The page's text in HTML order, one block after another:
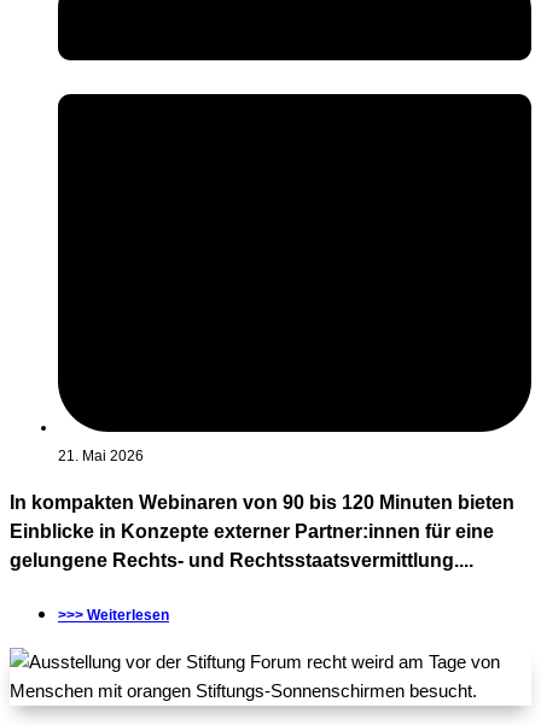
21. Mai 2026
In kompakten Webinaren von 90 bis 120 Minuten bieten
Einblicke in Konzepte externer Partner:innen für eine
gelungene Rechts- und Rechtsstaatsvermittlung....
>>> Weiterlesen